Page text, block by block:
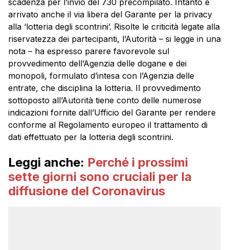
arrivato anche il via libera del Garante per la privacy
alla ‘lotteria degli scontrini’. Risolte le criticità legate alla
riservatezza dei partecipanti, l’Autorità – si legge in una
nota – ha espresso parere favorevole sul
provvedimento dell’Agenzia delle dogane e dei
monopoli, formulato d’intesa con l’Agenzia delle
entrate, che disciplina la lotteria. Il provvedimento
sottoposto all’Autorità tiene conto delle numerose
indicazioni fornite dall’Ufficio del Garante per rendere
conforme al Regolamento europeo il trattamento di
dati effettuato per la lotteria degli scontrini.
Leggi anche: Perché i prossimi
sette giorni sono cruciali per la
diffusione del Coronavirus